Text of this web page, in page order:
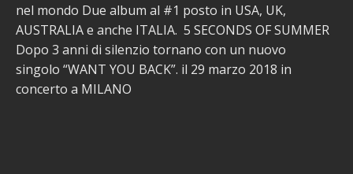
nel mondo Due album al #1 posto in USA, UK,
AUSTRALIA e anche ITALIA. 5 SECONDS OF SUMMER
Dopo 3 anni di silenzio tornano con un nuovo
singolo “WANT YOU BACK”. il 29 marzo 2018 in
concerto a MILANO